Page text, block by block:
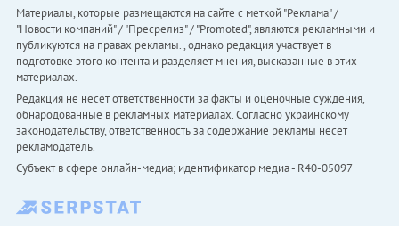
Материалы, которые размещаются на сайте с меткой "Реклама" /
"Новости компаний" / "Пресрелиз" / "Promoted", являются рекламными и
публикуются на правах рекламы. , однако редакция участвует в
подготовке этого контента и разделяет мнения, высказанные в этих
материалах.
Редакция не несет ответственности за факты и оценочные суждения,
обнародованные в рекламных материалах. Согласно украинскому
законодательству, ответственность за содержание рекламы несет
рекламодатель.
Субъект в сфере онлайн-медиа; идентификатор медиа - R40-05097